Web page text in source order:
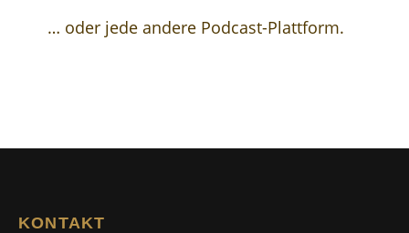
… oder jede andere Podcast-Plattform.
KONTAKT